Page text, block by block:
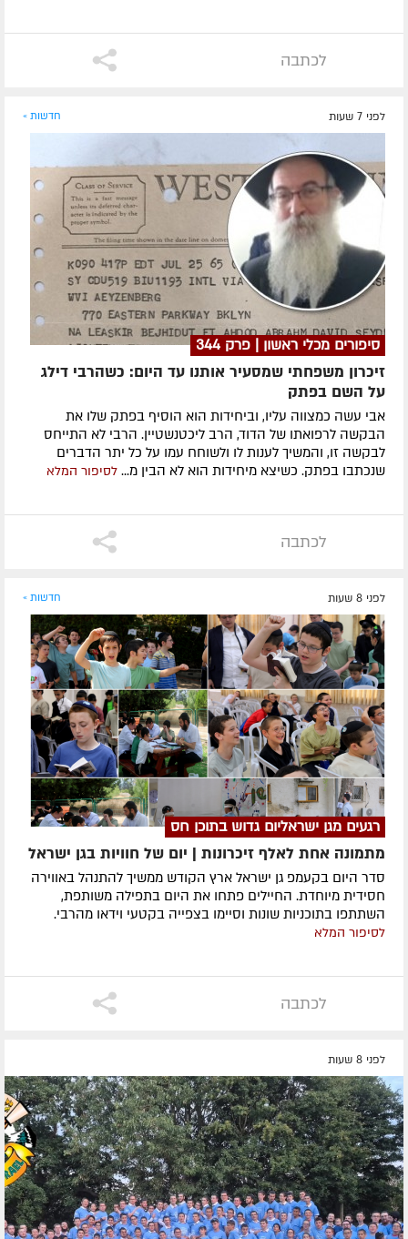
לכתבה
לפני 7 שעות חדשות »
סיפורים מכלי ראשון | פרק 344
זיכרון משפחתי שמסעיר אותנו עד היום: כשהרבי דילג
על השם בפתק
אבי עשה כמצווה עליו, וביחידות הוא הוסיף בפתק שלו את
הבקשה לרפואתו של הדוד, הרב ליכטנשטיין. הרבי לא התייחס
לבקשה זו, והמשיך לענות לו ולשוחח עמו על כל יתר הדברים
שנכתבו בפתק. כשיצא מיחידות הוא לא הבין מ... לסיפור המלא
לכתבה
לפני 8 שעות חדשות »
רגעים מגן ישראליום גדוש בתוכן חס
מתמונה אחת לאלף זיכרונות | יום של חוויות בגן ישראל
סדר היום בקעמפ גן ישראל ארץ הקודש ממשיך להתנהל באווירה
חסידית מיוחדת. החיילים פתחו את היום בתפילה משותפת,
השתתפו בתוכניות שונות וסיימו בצפייה בקטעי וידאו מהרבי.
לסיפור המלא
לכתבה
לפני 8 שעות